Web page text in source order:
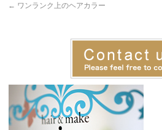
← ワンランク上のヘアカラー